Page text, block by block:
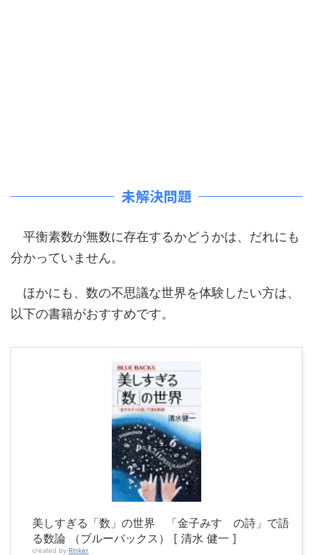
未解決問題
平衡素数が無数に存在するかどうかは、だれにも
分かっていません。
ほかにも、数の不思議な世界を体験したい方は、
以下の書籍がおすすめです。
美しすぎる「数」の世界 「金子みすゞの詩」で語
る数論 （ブルーバックス） [ 清水 健一 ]
created by Rinker